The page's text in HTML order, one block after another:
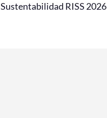
Sustentabilidad RISS 2026